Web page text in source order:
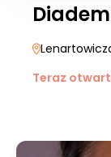
Teraz